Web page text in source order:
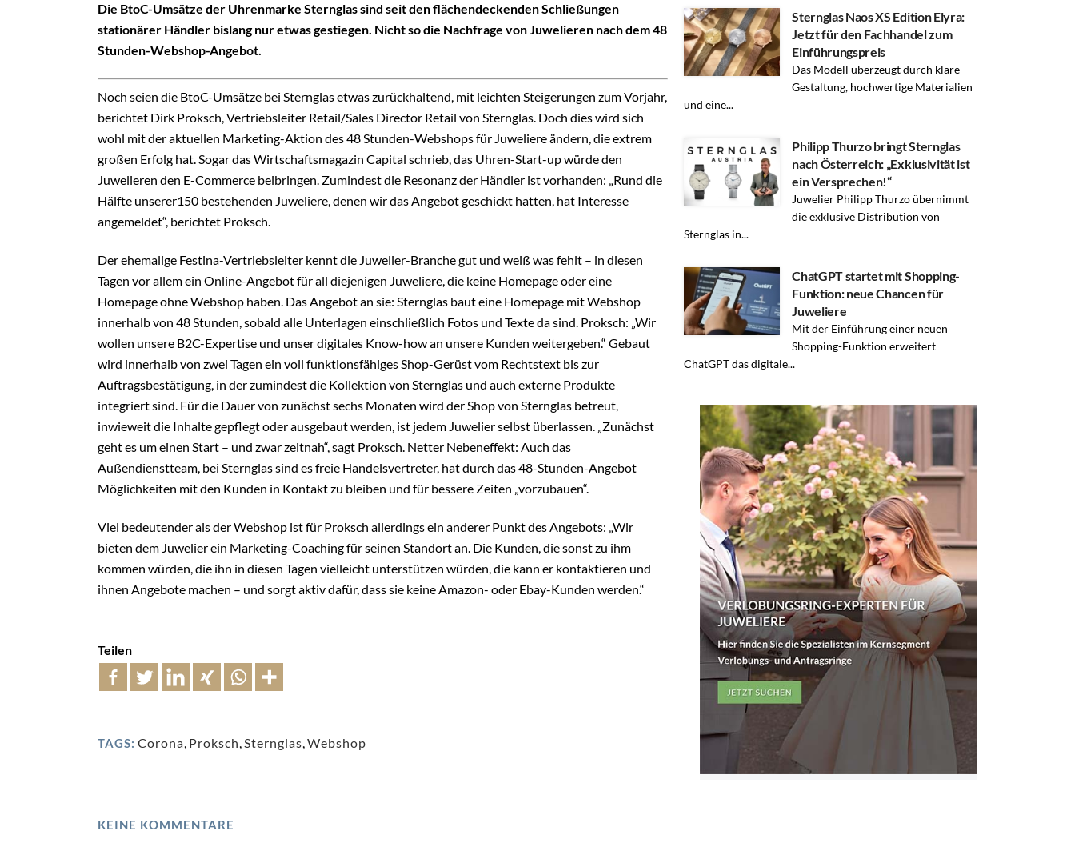
Die BtoC-Umsätze der Uhrenmarke Sternglas sind seit den flächendeckenden Schließungen
stationärer Händler bislang nur etwas gestiegen. Nicht so die Nachfrage von Juwelieren nach dem 48
Stunden-Webshop-Angebot.
Noch seien die BtoC-Umsätze bei Sternglas etwas zurückhaltend, mit leichten Steigerungen zum Vorjahr,
berichtet Dirk Proksch, Vertriebsleiter Retail/Sales Director Retail von Sternglas. Doch dies wird sich
wohl mit der aktuellen Marketing-Aktion des 48 Stunden-Webshops für Juweliere ändern, die extrem
großen Erfolg hat. Sogar das Wirtschaftsmagazin Capital schrieb, das Uhren-Start-up würde den
Juwelieren den E-Commerce beibringen. Zumindest die Resonanz der Händler ist vorhanden: „Rund die
Hälfte unserer150 bestehenden Juweliere, denen wir das Angebot geschickt hatten, hat Interesse
angemeldet“, berichtet Proksch.
Der ehemalige Festina-Vertriebsleiter kennt die Juwelier-Branche gut und weiß was fehlt – in diesen
Tagen vor allem ein Online-Angebot für all diejenigen Juweliere, die keine Homepage oder eine
Homepage ohne Webshop haben. Das Angebot an sie: Sternglas baut eine Homepage mit Webshop
innerhalb von 48 Stunden, sobald alle Unterlagen einschließlich Fotos und Texte da sind. Proksch: „Wir
wollen unsere B2C-Expertise und unser digitales Know-how an unsere Kunden weitergeben.“ Gebaut
wird innerhalb von zwei Tagen ein voll funktionsfähiges Shop-Gerüst vom Rechtstext bis zur
Auftragsbestätigung, in der zumindest die Kollektion von Sternglas und auch externe Produkte
integriert sind. Für die Dauer von zunächst sechs Monaten wird der Shop von Sternglas betreut,
inwieweit die Inhalte gepflegt oder ausgebaut werden, ist jedem Juwelier selbst überlassen. „Zunächst
geht es um einen Start – und zwar zeitnah“, sagt Proksch. Netter Nebeneffekt: Auch das
Außendienstteam, bei Sternglas sind es freie Handelsvertreter, hat durch das 48-Stunden-Angebot
Möglichkeiten mit den Kunden in Kontakt zu bleiben und für bessere Zeiten „vorzubauen“.
Viel bedeutender als der Webshop ist für Proksch allerdings ein anderer Punkt des Angebots: „Wir
bieten dem Juwelier ein Marketing-Coaching für seinen Standort an. Die Kunden, die sonst zu ihm
kommen würden, die ihn in diesen Tagen vielleicht unterstützen würden, die kann er kontaktieren und
ihnen Angebote machen – und sorgt aktiv dafür, dass sie keine Amazon- oder Ebay-Kunden werden.“
Teilen
TAGS: Corona, Proksch,Sternglas,Webshop
KEINE KOMMENTARE
Sternglas Naos XS Edition Elyra:
Jetzt für den Fachhandel zum
Einführungspreis
Das Modell überzeugt durch klare
Gestaltung, hochwertige Materialien
und eine...
Philipp Thurzo bringt Sternglas
nach Österreich: „Exklusivität ist
ein Versprechen!“
Juwelier Philipp Thurzo übernimmt
die exklusive Distribution von
Sternglas in...
ChatGPT startet mit Shopping-
Funktion: neue Chancen für
Juweliere
Mit der Einführung einer neuen
Shopping-Funktion erweitert
ChatGPT das digitale...